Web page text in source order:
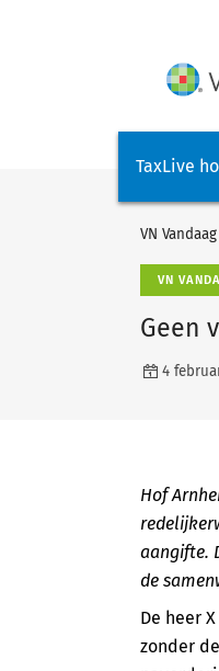
TaxLive
VN Vandaag
VN
Geen
4
Hof
aangifte.
de
De heer
zonder